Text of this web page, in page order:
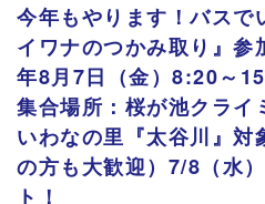
今年もやります！バスで
イワナのつかみ取り』
年8月7日（金）8:20～
集合場所：桜が池ク
いわなの里『太谷川』対
の方も大歓迎）7/8（水
ト！